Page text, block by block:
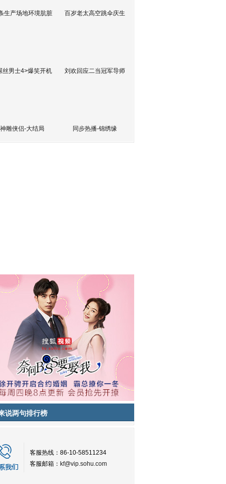
生产场地环境肮脏 百岁老太高空跳伞庆生
丝男士4>爆笑开机 刘欢回应二当冠军导师
神雕侠侣-大结局 同步热播-锦绣缘
说两句排行榜
客服热线：86-10-58511234
客服邮箱： kf@vip.sohu.com